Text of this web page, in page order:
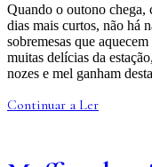
Quando o outono chega,
dias mais curtos, não há
sobremesas que
muitas delícias da
nozes e mel ganham
Continuar a Ler